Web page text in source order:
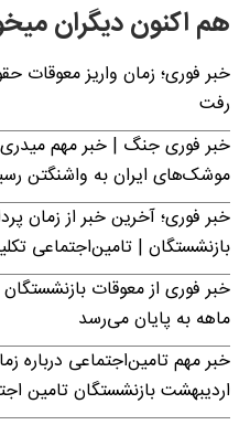
هم اکنون دیگران
خبر فوری؛ زمان واریز معوقات
رفت
خبر فوری جنگ | خبر مهم میدری
موشک‌های ایران به واشنگتن
خبر فوری؛ آخرین خبر از زمان
بازنشستگان | تامین‌اجتماعی
ماهه به پایان می‌رسد
خبر مهم تامین‌اجتماعی درباره
اردیبهشت بازنشستگان تامین